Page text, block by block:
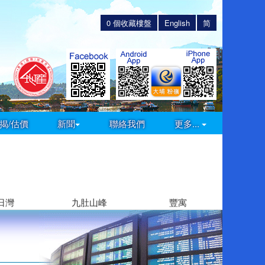
简
English
0 個收藏樓盤
/估價 新聞 聯絡我們 更多...
灣 九肚山峰 豐寓